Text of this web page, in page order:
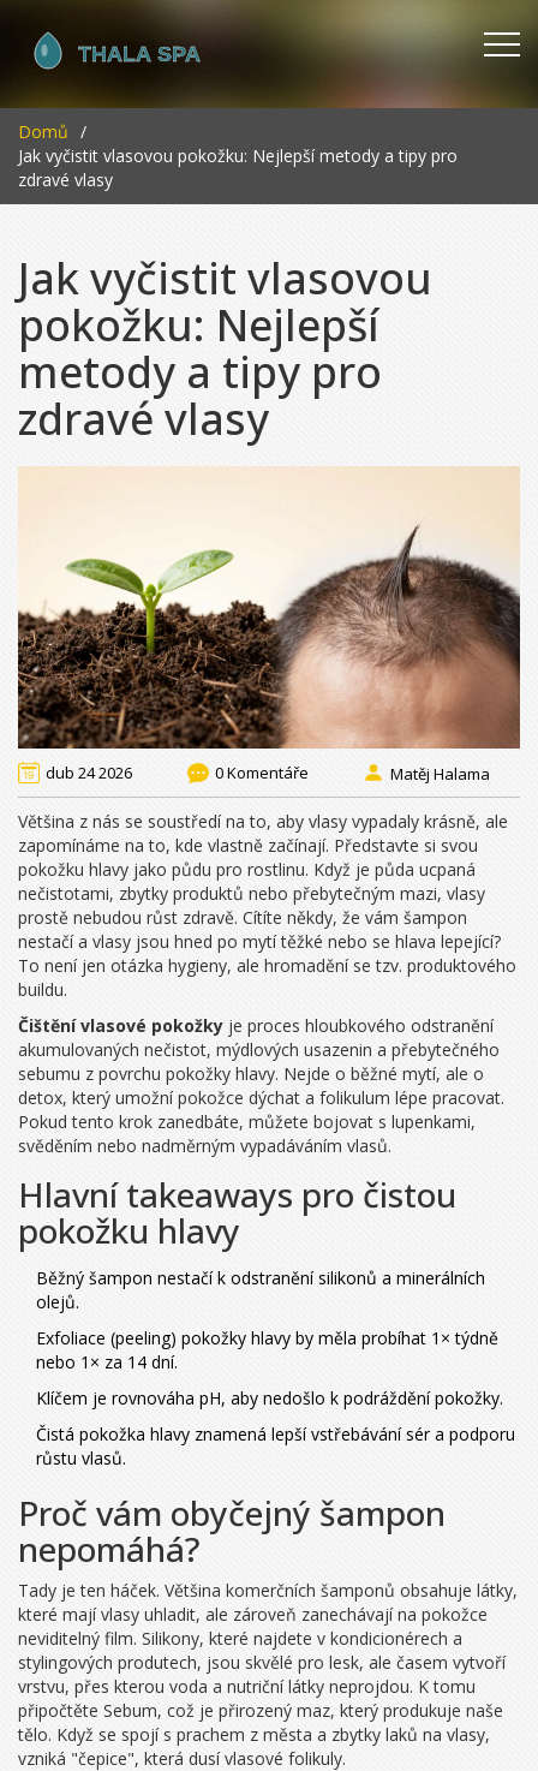
Domů
Jak vyčistit vlasovou pokožku: Nejlepší metody a tipy pro
zdravé vlasy
Jak vyčistit vlasovou
pokožku: Nejlepší
metody a tipy pro
zdravé vlasy
dub 24 2026 0 Komentáře Matěj Halama
Většina z nás se soustředí na to, aby vlasy vypadaly krásně, ale
zapomínáme na to, kde vlastně začínají. Představte si svou
pokožku hlavy jako půdu pro rostlinu. Když je půda ucpaná
nečistotami, zbytky produktů nebo přebytečným mazi, vlasy
prostě nebudou růst zdravě. Cítíte někdy, že vám šampon
nestačí a vlasy jsou hned po mytí těžké nebo se hlava lepející?
To není jen otázka hygieny, ale hromadění se tzv. produktového
buildu.
Čištění vlasové pokožky je proces hloubkového odstranění
akumulovaných nečistot, mýdlových usazenin a přebytečného
sebumu z povrchu pokožky hlavy. Nejde o běžné mytí, ale o
detox, který umožní pokožce dýchat a folikulum lépe pracovat.
Pokud tento krok zanedbáte, můžete bojovat s lupenkami,
svěděním nebo nadměrným vypadáváním vlasů.
Hlavní takeaways pro čistou
pokožku hlavy
Běžný šampon nestačí k odstranění silikonů a minerálních
olejů.
Exfoliace (peeling) pokožky hlavy by měla probíhat 1× týdně
nebo 1× za 14 dní.
Klíčem je rovnováha pH, aby nedošlo k podráždění pokožky.
Čistá pokožka hlavy znamená lepší vstřebávání sér a podporu
růstu vlasů.
Proč vám obyčejný šampon
nepomáhá?
Tady je ten háček. Většina komerčních šamponů obsahuje látky,
které mají vlasy uhladit, ale zároveň zanechávají na pokožce
neviditelný film. Silikony, které najdete v kondicionérech a
stylingových produtech, jsou skvělé pro lesk, ale časem vytvoří
vrstvu, přes kterou voda a nutriční látky neprojdou. K tomu
připočtěte Sebum, což je přirozený maz, který produkuje naše
tělo. Když se spojí s prachem z města a zbytky laků na vlasy,
vzniká "čepice", která dusí vlasové folikuly.